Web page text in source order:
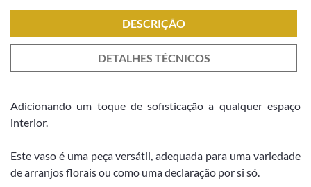
DESCRIÇÃO
DETALHES TÉCNICOS
Adicionando um toque de sofisticação a qualquer espaço
interior.
Este vaso é uma peça versátil, adequada para uma variedade
de arranjos florais ou como uma declaração por si só.